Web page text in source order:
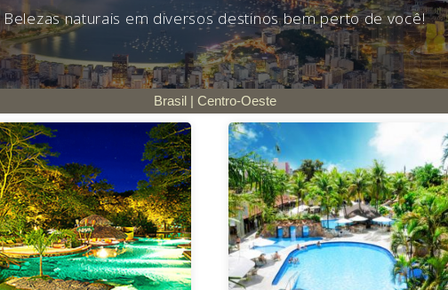
Belezas naturais em diversos destinos bem perto de você!
Brasil | Centro-Oeste